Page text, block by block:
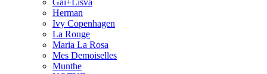
Herman
Ivy Copenhagen
La Rouge
Maria La Rosa
Mes Demoiselles
Munthe